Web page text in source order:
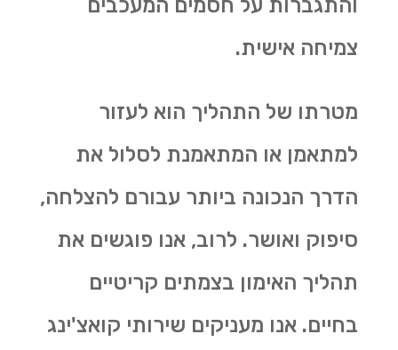
והתגברות על חסמים המעכבים
צמיחה אישית.
מטרתו של התהליך הוא לעזור
למתאמן או המתאמנת לסלול את
הדרך הנכונה ביותר עבורם להצלחה,
סיפוק ואושר. לרוב, אנו פוגשים את
תהליך האימון בצמתים קריטיים
בחיים. אנו מעניקים שירותי קואצ'ינג